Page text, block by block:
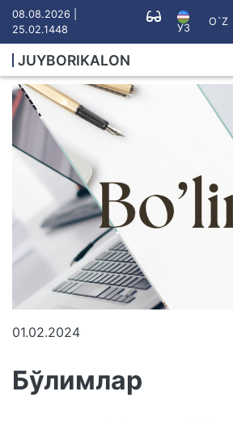
08.08.2026 |
25.02.1448
УЗ
O`Z
JUYBORIKALON
01.02.2024
Бўлимлар